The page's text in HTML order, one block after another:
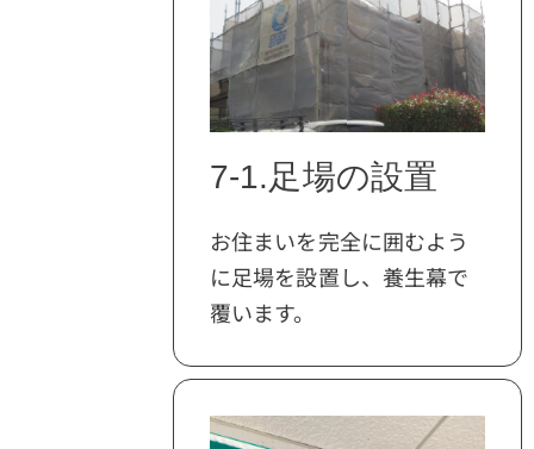
7-1.足場の設置
お住まいを完全に囲むよう
に足場を設置し、養生幕で
覆います。